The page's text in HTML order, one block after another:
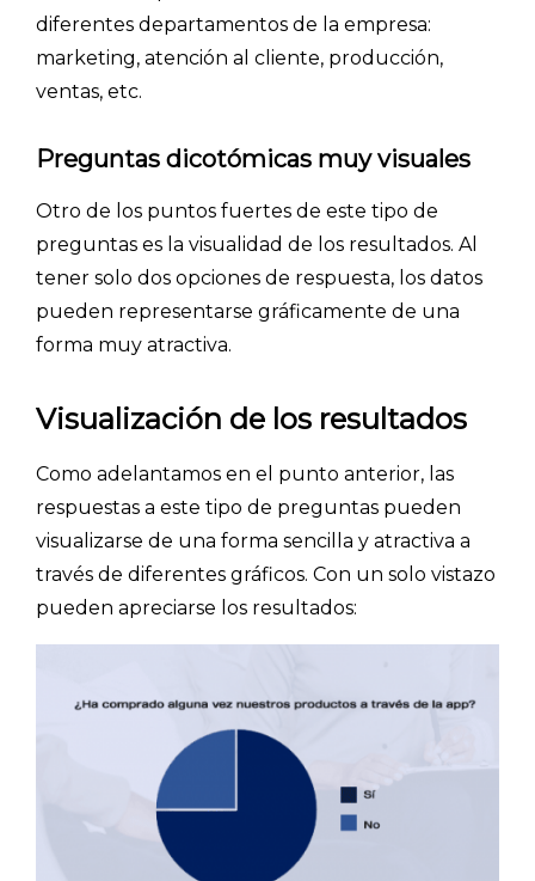
diferentes departamentos de la empresa:
marketing, atención al cliente, producción,
ventas, etc.
Preguntas dicotómicas muy visuales
Otro de los puntos fuertes de este tipo de
preguntas es la visualidad de los resultados. Al
tener solo dos opciones de respuesta, los datos
pueden representarse gráficamente de una
forma muy atractiva.
Visualización de los resultados
Como adelantamos en el punto anterior, las
respuestas a este tipo de preguntas pueden
visualizarse de una forma sencilla y atractiva a
través de diferentes gráficos. Con un solo vistazo
pueden apreciarse los resultados: